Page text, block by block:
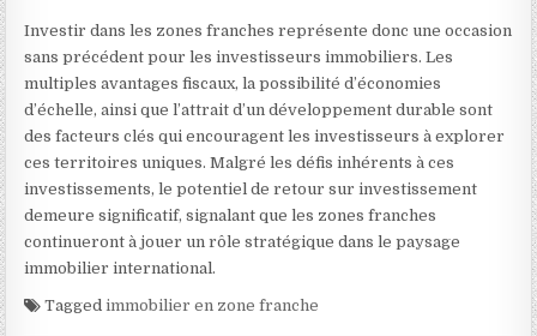
Investir dans les zones franches représente donc une occasion
sans précédent pour les investisseurs immobiliers. Les
multiples avantages fiscaux, la possibilité d’économies
d’échelle, ainsi que l’attrait d’un développement durable sont
des facteurs clés qui encouragent les investisseurs à explorer
ces territoires uniques. Malgré les défis inhérents à ces
investissements, le potentiel de retour sur investissement
demeure significatif, signalant que les zones franches
continueront à jouer un rôle stratégique dans le paysage
immobilier international.
Taggedimmobilier en zone franche